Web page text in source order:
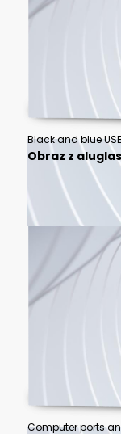
Obraz z